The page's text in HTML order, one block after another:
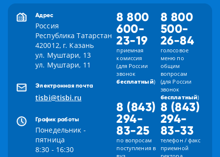
Адрес
Россия
Республика Татарстан
420012, г. Казань
ул. Муштари, 13
ул. Муштари, 11
Электронная почта
tisbi@tisbi.ru
График работы
Понедельник -
пятница
8:30 - 16:30
8 800
600-
23-19
приемная
комиссия
(для России
звонок
бесплатный)
8 800
500-
26-84
голосовое
меню по
общим
вопросам
(для России
звонок
бесплатный)
8 (843)
294-
83-25
по вопросам
поступления в
8 (843)
294-
83-33
телефон / факс
приемной